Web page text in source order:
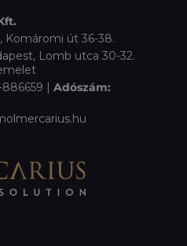
Komáromi út 36-38.
Lomb utca 30-32.
| Adószám: